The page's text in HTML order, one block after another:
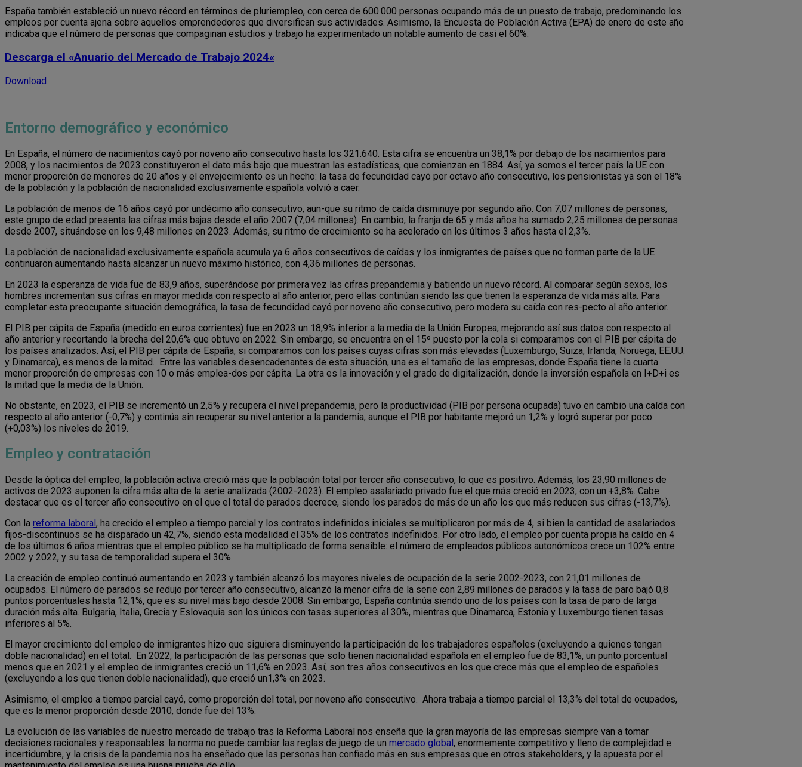
España también estableció un nuevo récord en términos de pluriempleo, con cerca de 600.000 personas ocupando más de un puesto de trabajo, predominando los
empleos por cuenta ajena sobre aquellos emprendedores que diversifican sus actividades. Asimismo, la Encuesta de Población Activa (EPA) de enero de este año
indicaba que el número de personas que compaginan estudios y trabajo ha experimentado un notable aumento de casi el 60%.
Descarga el «Anuario del Mercado de Trabajo 2024«
Download
Entorno demográfico y económico
En España, el número de nacimientos cayó por noveno año consecutivo hasta los 321.640. Esta cifra se encuentra un 38,1% por debajo de los nacimientos para
2008, y los nacimientos de 2023 constituyeron el dato más bajo que muestran las estadísticas, que comienzan en 1884. Así, ya somos el tercer país la UE con
menor proporción de menores de 20 años y el envejecimiento es un hecho: la tasa de fecundidad cayó por octavo año consecutivo, los pensionistas ya son el 18%
de la población y la población de nacionalidad exclusivamente española volvió a caer.
La población de menos de 16 años cayó por undécimo año consecutivo, aun-que su ritmo de caída disminuye por segundo año. Con 7,07 millones de personas,
este grupo de edad presenta las cifras más bajas desde el año 2007 (7,04 millones). En cambio, la franja de 65 y más años ha sumado 2,25 millones de personas
desde 2007, situándose en los 9,48 millones en 2023. Además, su ritmo de crecimiento se ha acelerado en los últimos 3 años hasta el 2,3%.
La población de nacionalidad exclusivamente española acumula ya 6 años consecutivos de caídas y los inmigrantes de países que no forman parte de la UE
continuaron aumentando hasta alcanzar un nuevo máximo histórico, con 4,36 millones de personas.
En 2023 la esperanza de vida fue de 83,9 años, superándose por primera vez las cifras prepandemia y batiendo un nuevo récord. Al comparar según sexos, los
hombres incrementan sus cifras en mayor medida con respecto al año anterior, pero ellas continúan siendo las que tienen la esperanza de vida más alta. Para
completar esta preocupante situación demográfica, la tasa de fecundidad cayó por noveno año consecutivo, pero modera su caída con res-pecto al año anterior.
El PIB per cápita de España (medido en euros corrientes) fue en 2023 un 18,9% inferior a la media de la Unión Europea, mejorando así sus datos con respecto al
año anterior y recortando la brecha del 20,6% que obtuvo en 2022. Sin embargo, se encuentra en el 15º puesto por la cola si comparamos con el PIB per cápita de
los países analizados. Así, el PIB per cápita de España, si comparamos con los países cuyas cifras son más elevadas (Luxemburgo, Suiza, Irlanda, Noruega, EE.UU.
y Dinamarca), es menos de la mitad. Entre las variables desencadenantes de esta situación, una es el tamaño de las empresas, donde España tiene la cuarta
menor proporción de empresas con 10 o más emplea-dos per cápita. La otra es la innovación y el grado de digitalización, donde la inversión española en I+D+i es
la mitad que la media de la Unión.
No obstante, en 2023, el PIB se incrementó un 2,5% y recupera el nivel prepandemia, pero la productividad (PIB por persona ocupada) tuvo en cambio una caída con
respecto al año anterior (-0,7%) y continúa sin recuperar su nivel anterior a la pandemia, aunque el PIB por habitante mejoró un 1,2% y logró superar por poco
(+0,03%) los niveles de 2019.
Empleo y contratación
Desde la óptica del empleo, la población activa creció más que la población total por tercer año consecutivo, lo que es positivo. Además, los 23,90 millones de
activos de 2023 suponen la cifra más alta de la serie analizada (2002-2023). El empleo asalariado privado fue el que más creció en 2023, con un +3,8%. Cabe
destacar que es el tercer año consecutivo en el que el total de parados decrece, siendo los parados de más de un año los que más reducen sus cifras (-13,7%).
Con la reforma laboral , ha crecido el empleo a tiempo parcial y los contratos indefinidos iniciales se multiplicaron por más de 4, si bien la cantidad de asalariados
fijos-discontinuos se ha disparado un 42,7%, siendo esta modalidad el 35% de los contratos indefinidos. Por otro lado, el empleo por cuenta propia ha caído en 4
de los últimos 6 años mientras que el empleo público se ha multiplicado de forma sensible: el número de empleados públicos autonómicos crece un 102% entre
2002 y 2022, y su tasa de temporalidad supera el 30%.
La creación de empleo continuó aumentando en 2023 y también alcanzó los mayores niveles de ocupación de la serie 2002-2023, con 21,01 millones de
ocupados. El número de parados se redujo por tercer año consecutivo, alcanzó la menor cifra de la serie con 2,89 millones de parados y la tasa de paro bajó 0,8
puntos porcentuales hasta 12,1%, que es su nivel más bajo desde 2008. Sin embargo, España continúa siendo uno de los países con la tasa de paro de larga
duración más alta. Bulgaria, Italia, Grecia y Eslovaquia son los únicos con tasas superiores al 30%, mientras que Dinamarca, Estonia y Luxemburgo tienen tasas
inferiores al 5%.
El mayor crecimiento del empleo de inmigrantes hizo que siguiera disminuyendo la participación de los trabajadores españoles (excluyendo a quienes tengan
doble nacionalidad) en el total. En 2022, la participación de las personas que solo tienen nacionalidad española en el empleo fue de 83,1%, un punto porcentual
menos que en 2021 y el empleo de inmigrantes creció un 11,6% en 2023. Así, son tres años consecutivos en los que crece más que el empleo de españoles
(excluyendo a los que tienen doble nacionalidad), que creció un1,3% en 2023.
Asimismo, el empleo a tiempo parcial cayó, como proporción del total, por noveno año consecutivo. Ahora trabaja a tiempo parcial el 13,3% del total de ocupados,
que es la menor proporción desde 2010, donde fue del 13%.
La evolución de las variables de nuestro mercado de trabajo tras la Reforma Laboral nos enseña que la gran mayoría de las empresas siempre van a tomar
decisiones racionales y responsables: la norma no puede cambiar las reglas de juego de un mercado global , enormemente competitivo y lleno de complejidad e
incertidumbre, y la crisis de la pandemia nos ha enseñado que las personas han confiado más en sus empresas que en otros stakeholders, y la apuesta por el